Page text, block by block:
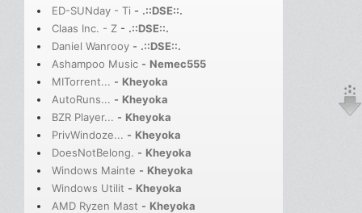
ED-SUNday - Ti - .::DSE::.
Claas Inc. - Z - .::DSE::.
Daniel Wanrooy - .::DSE::.
Ashampoo Music - Nemec555
MITorrent... - Kheyoka
AutoRuns... - Kheyoka
BZR Player... - Kheyoka
PrivWindoze... - Kheyoka
DoesNotBelong. - Kheyoka
Windows Mainte - Kheyoka
Windows Utilit - Kheyoka
AMD Ryzen Mast - Kheyoka